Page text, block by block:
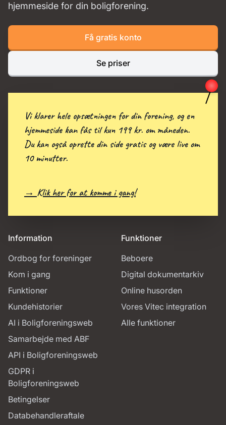
hjemmeside for din boligforening.
Få gratis konto
Se priser
Information
Ordbog for foreninger
Kom i gang
Funktioner
Kundehistorier
AI i Boligforeningsweb
Samarbejde med ABF
API i Boligforeningsweb
GDPR i
Boligforeningsweb
Betingelser
Databehandleraftale
Funktioner
Beboere
Digital dokumentarkiv
Online husorden
Vores Vitec integration
Alle funktioner
Vi klarer hele opsætningen for din forening, og en
hjemmeside kan fås til kun 199 kr. om måneden.
Du kan også oprette din side gratis og være live om
10 minutter.
→ Klik her for at komme i gang!